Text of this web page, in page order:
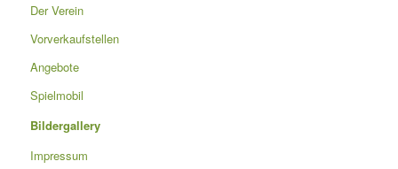
Der Verein
Vorverkaufstellen
Angebote
Spielmobil
Bildergallery
Impressum